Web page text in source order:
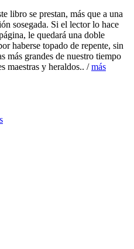
libro se prestan, más que a una
sosegada. Si el lector lo hace
le quedará una doble
haberse topado de repente, sin
más grandes de nuestro tiempo
maestras y heraldos.. /más